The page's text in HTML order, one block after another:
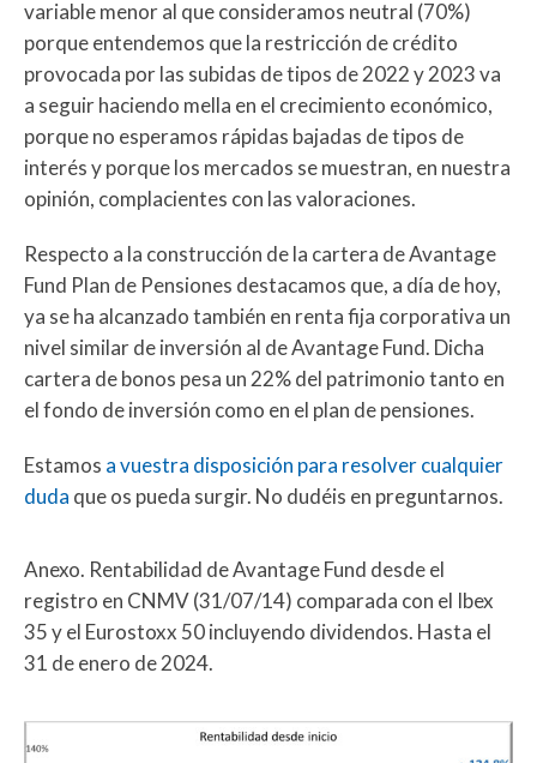
variable menor al que consideramos neutral (70%)
porque entendemos que la restricción de crédito
provocada por las subidas de tipos de 2022 y 2023 va
a seguir haciendo mella en el crecimiento económico,
porque no esperamos rápidas bajadas de tipos de
interés y porque los mercados se muestran, en nuestra
opinión, complacientes con las valoraciones.
Respecto a la construcción de la cartera de Avantage
Fund Plan de Pensiones destacamos que, a día de hoy,
ya se ha alcanzado también en renta fija corporativa un
nivel similar de inversión al de Avantage Fund. Dicha
cartera de bonos pesa un 22% del patrimonio tanto en
el fondo de inversión como en el plan de pensiones.
Estamos a vuestra disposición para resolver cualquier
duda que os pueda surgir. No dudéis en preguntarnos.
Anexo. Rentabilidad de Avantage Fund desde el
registro en CNMV (31/07/14) comparada con el Ibex
35 y el Eurostoxx 50 incluyendo dividendos. Hasta el
31 de enero de 2024.